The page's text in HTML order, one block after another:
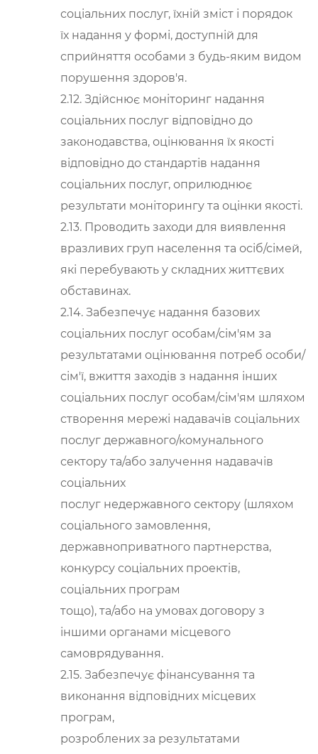
соціальних послуг, їхній зміст і порядок
їх надання у формі, доступній для
сприйняття особами з будь-яким видом
порушення здоров'я.
2.12. Здійснює моніторинг надання
соціальних послуг відповідно до
законодавства, оцінювання їх якості
відповідно до стандартів надання
соціальних послуг, оприлюднює
результати моніторингу та оцінки якості.
2.13. Проводить заходи для виявлення
вразливих груп населення та осіб/сімей,
які перебувають у складних життєвих
обставинах.
2.14. Забезпечує надання базових
соціальних послуг особам/сім'ям за
результатами оцінювання потреб особи/
сім'ї, вжиття заходів з надання інших
соціальних послуг особам/сім'ям шляхом
створення мережі надавачів соціальних
послуг державного/комунального
сектору та/або залучення надавачів
соціальних
послуг недержавного сектору (шляхом
соціального замовлення,
державноприватного партнерства,
конкурсу соціальних проектів,
соціальних програм
тощо), та/або на умовах договору з
іншими органами місцевого
самоврядування.
2.15. Забезпечує фінансування та
виконання відповідних місцевих
програм,
розроблених за результатами